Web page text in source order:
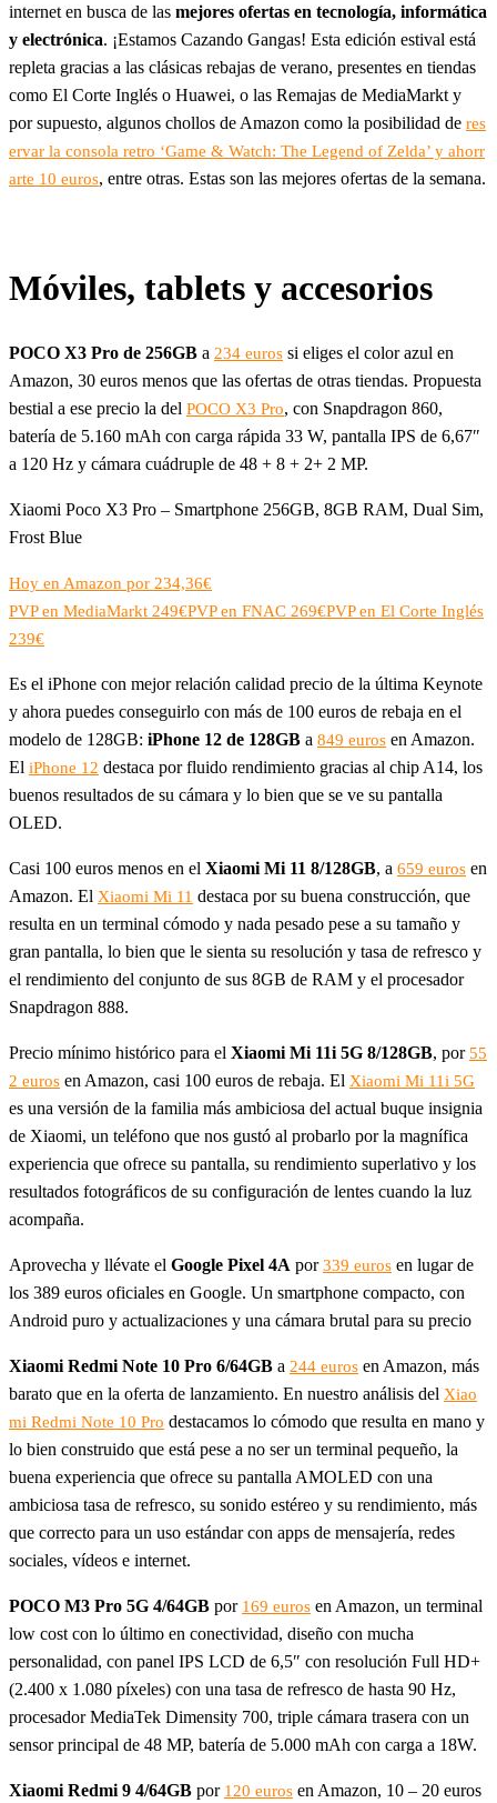
internet en busca de las mejores ofertas en tecnología, informática
y electrónica. ¡Estamos Cazando Gangas! Esta edición estival está
repleta gracias a las clásicas rebajas de verano, presentes en tiendas
como El Corte Inglés o Huawei, o las Remajas de MediaMarkt y
por supuesto, algunos chollos de Amazon como la posibilidad de res
ervar la consola retro ‘Game & Watch: The Legend of Zelda’ y ahorr
arte 10 euros, entre otras. Estas son las mejores ofertas de la semana.
Móviles, tablets y accesorios
POCO X3 Pro de 256GB a 234 euros si eliges el color azul en
Amazon, 30 euros menos que las ofertas de otras tiendas. Propuesta
bestial a ese precio la del POCO X3 Pro, con Snapdragon 860,
batería de 5.160 mAh con carga rápida 33 W, pantalla IPS de 6,67″
a 120 Hz y cámara cuádruple de 48 + 8 + 2+ 2 MP.
Xiaomi Poco X3 Pro – Smartphone 256GB, 8GB RAM, Dual Sim,
Frost Blue
Hoy en Amazon por 234,36€
PVP en MediaMarkt 249€PVP en FNAC 269€PVP en El Corte Inglés
239€
Es el iPhone con mejor relación calidad precio de la última Keynote
y ahora puedes conseguirlo con más de 100 euros de rebaja en el
modelo de 128GB: iPhone 12 de 128GB a 849 euros en Amazon.
El iPhone 12 destaca por fluido rendimiento gracias al chip A14, los
buenos resultados de su cámara y lo bien que se ve su pantalla
OLED.
Casi 100 euros menos en el Xiaomi Mi 11 8/128GB, a 659 euros en
Amazon. El Xiaomi Mi 11 destaca por su buena construcción, que
resulta en un terminal cómodo y nada pesado pese a su tamaño y
gran pantalla, lo bien que le sienta su resolución y tasa de refresco y
el rendimiento del conjunto de sus 8GB de RAM y el procesador
Snapdragon 888.
Precio mínimo histórico para el Xiaomi Mi 11i 5G 8/128GB, por55
2 euros en Amazon, casi 100 euros de rebaja. El Xiaomi Mi 11i 5G
es una versión de la familia más ambiciosa del actual buque insignia
de Xiaomi, un teléfono que nos gustó al probarlo por la magnífica
experiencia que ofrece su pantalla, su rendimiento superlativo y los
resultados fotográficos de su configuración de lentes cuando la luz
acompaña.
Aprovecha y llévate el Google Pixel 4A por339 euros en lugar de
los 389 euros oficiales en Google. Un smartphone compacto, con
Android puro y actualizaciones y una cámara brutal para su precio
Xiaomi Redmi Note 10 Pro 6/64GB a 244 euros en Amazon, más
barato que en la oferta de lanzamiento. En nuestro análisis del Xiao
mi Redmi Note 10 Pro destacamos lo cómodo que resulta en mano y
lo bien construido que está pese a no ser un terminal pequeño, la
buena experiencia que ofrece su pantalla AMOLED con una
ambiciosa tasa de refresco, su sonido estéreo y su rendimiento, más
que correcto para un uso estándar con apps de mensajería, redes
sociales, vídeos e internet.
POCO M3 Pro 5G 4/64GB por 169 euros en Amazon, un terminal
low cost con lo último en conectividad, diseño con mucha
personalidad, con panel IPS LCD de 6,5″ con resolución Full HD+
(2.400 x 1.080 píxeles) con una tasa de refresco de hasta 90 Hz,
procesador MediaTek Dimensity 700, triple cámara trasera con un
sensor principal de 48 MP, batería de 5.000 mAh con carga a 18W.
Xiaomi Redmi 9 4/64GB por 120 euros en Amazon, 10 – 20 euros